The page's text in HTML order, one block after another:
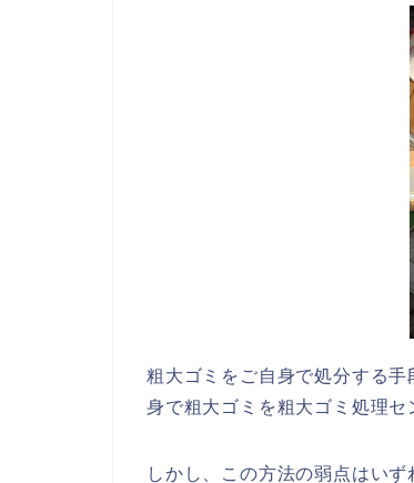
粗大ゴミをご自身で処分する
身で粗大ゴミを粗大ゴミ処理セ
しかし、この方法の弱点はい